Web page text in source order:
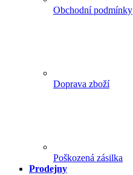
Obchodní podmínky
Doprava zboží
Poškozená zásilka
Prodejny